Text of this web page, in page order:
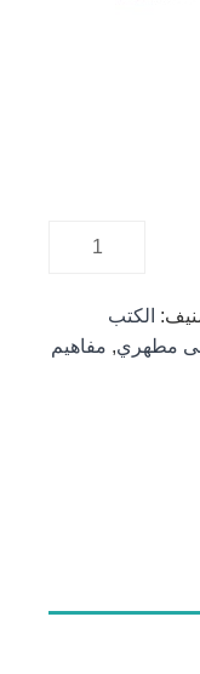
كمية حرية
الكتب
مطهري, مفاهيم